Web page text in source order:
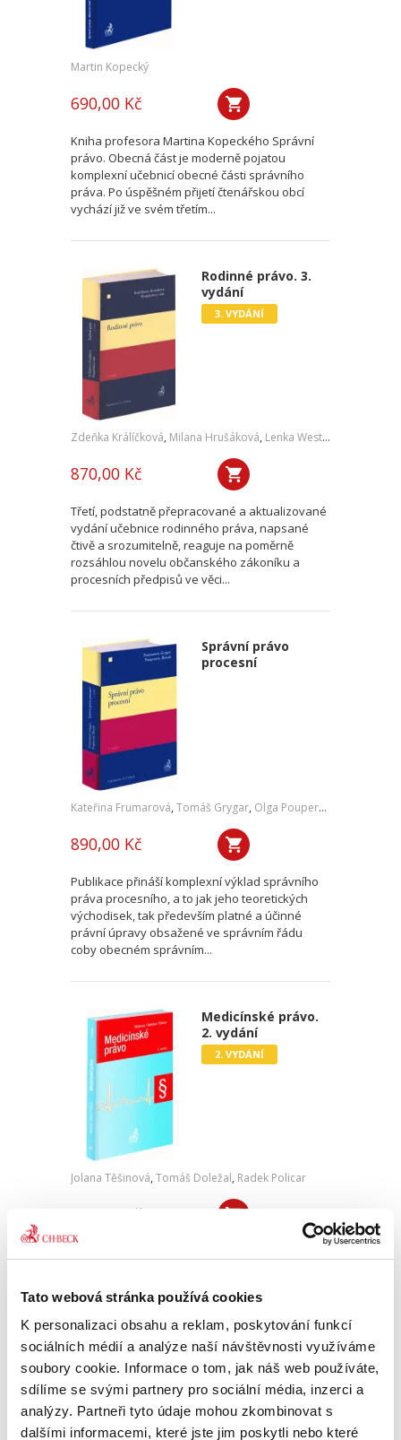
Tato webová stránka používá cookies
K personalizaci obsahu a reklam, poskytování funkcí
sociálních médií a analýze naší návštěvnosti využíváme
soubory cookie. Informace o tom, jak náš web používáte,
sdílíme se svými partnery pro sociální média, inzerci a
analýzy. Partneři tyto údaje mohou zkombinovat s
dalšími informacemi, které jste jim poskytli nebo které
Martin Kopecký
690,00 Kč
Kniha profesora Martina Kopeckého Správní
právo. Obecná část je moderně pojatou
komplexní učebnicí obecné části správního
práva. Po úspěšném přijetí čtenářskou obcí
vychází již ve svém třetím...
Rodinné právo. 3.
vydání
3. VYDÁNÍ
Zdeňka Králíčková, Milana Hrušáková, Lenka Westphalová
870,00 Kč
Třetí, podstatně přepracované a aktualizované
vydání učebnice rodinného práva, napsané
čtivě a srozumitelně, reaguje na poměrně
rozsáhlou novelu občanského zákoníku a
procesních předpisů ve věci...
Správní právo
procesní
Kateřina Frumarová, Tomáš Grygar, Olga Pouperová
890,00 Kč
Publikace přináší komplexní výklad správního
práva procesního, a to jak jeho teoretických
východisek, tak především platné a účinné
právní úpravy obsažené ve správním řádu
coby obecném správním...
Medicínské právo.
2. vydání
2. VYDÁNÍ
Jolana Těšinová, Tomáš Doležal, Radek Policar
890,00 Kč
poskytování zdravotních služeb, resp.
zdravotní péče v České...
Mezinárodní právo
veřejné
2. VYDÁNÍ